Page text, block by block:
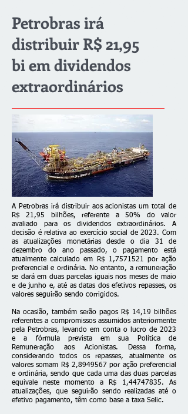
Petrobras irá
distribuir R$ 21,95
bi em dividendos
extraordinários
A Petrobras irá distribuir aos acionistas um total de
R$ 21,95 bilhões, referente a 50% do valor
avaliado para os dividendos extraordinários. A
decisão é relativa ao exercício social de 2023. Com
as atualizações monetárias desde o dia 31 de
dezembro do ano passado, o pagamento está
atualmente calculado em R$ 1,7571521 por ação
preferencial e ordinária. No entanto, a remuneração
se dará em duas parcelas iguais nos meses de maio
e de junho e, até as datas dos efetivos repasses, os
valores seguirão sendo corrigidos.
Na ocasião, também serão pagos R$ 14,19 bilhões
referentes a compromissos assumidos anteriormente
pela Petrobras, levando em conta o lucro de 2023
e a fórmula prevista em sua Política de
Remuneração aos Acionistas. Dessa forma,
considerando todos os repasses, atualmente os
valores somam R$ 2,8949567 por ação preferencial
e ordinária, sendo que cada uma das duas parcelas
equivale neste momento a R$ 1,44747835. As
atualizações, que seguirão sendo realizadas até o
efetivo pagamento, têm como base a taxa Selic.